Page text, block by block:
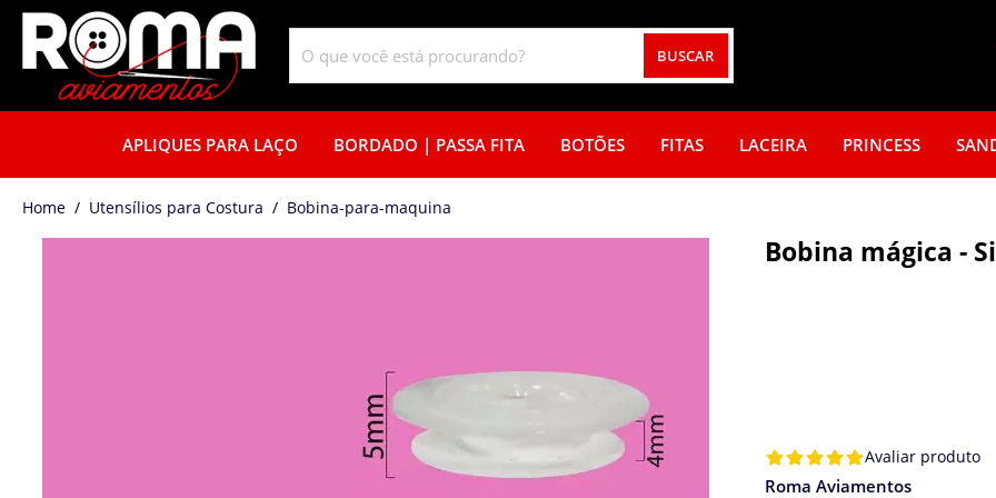
BUSCAR
APLIQUES PARA LAÇO BORDADO | PASSA FITA BOTÕES FITAS LACEIRA PRINCESS
home Utensílios para Costura bobina-para-maquina
Bobina mágica -
Avaliar produto
Roma Aviamentos